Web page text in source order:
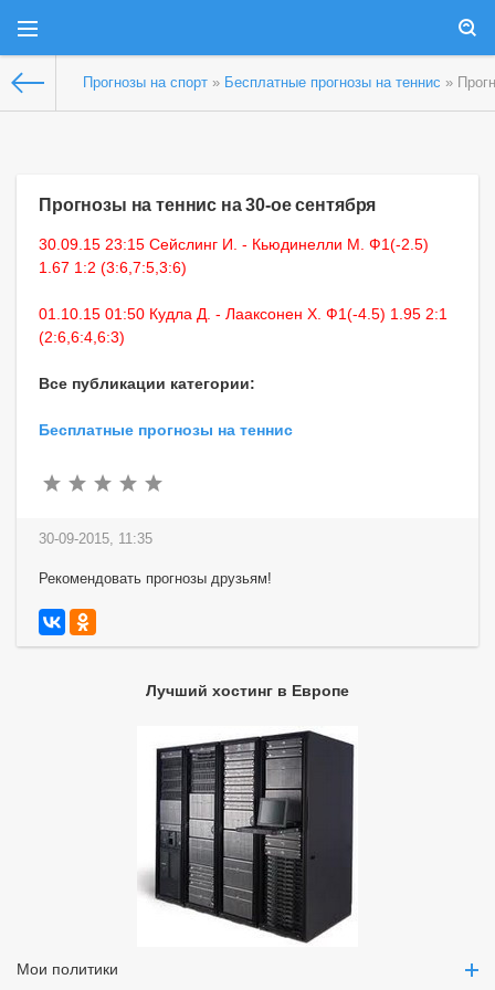
Прогнозы на спорт » Бесплатные прогнозы на теннис »
Прогнозы на теннис на 30-ое сентября
30.09.15 23:15 Сейслинг И. - Кьюдинелли М. Ф1(-2.5)
1.67 1:2 (3:6,7:5,3:6)
01.10.15 01:50 Кудла Д. - Лааксонен Х. Ф1(-4.5) 1.95 2:1
(2:6,6:4,6:3)
Все публикации категории:
Бесплатные прогнозы на теннис
30-09-2015, 11:35
Рекомендовать прогнозы друзьям!
Лучший хостинг в Европе
Мои политики